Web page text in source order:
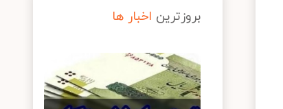
بروزترین اخبار ها